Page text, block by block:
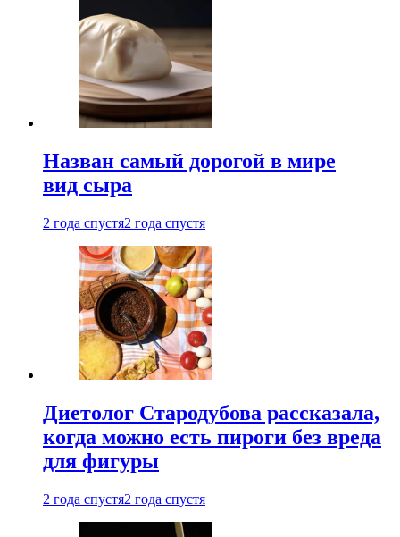
Назван самый дорогой в мире
вид сыра
2 года спустя2 года спустя
Диетолог Стародубова рассказала,
когда можно есть пироги без вреда
для фигуры
2 года спустя2 года спустя